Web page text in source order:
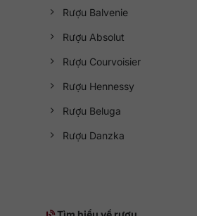
Rượu Balvenie
Rượu Absolut
Rượu Courvoisier
Rượu Hennessy
Rượu Beluga
Rượu Danzka